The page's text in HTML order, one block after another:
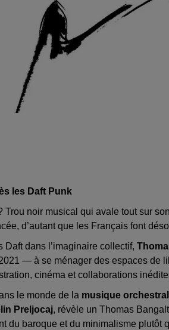
les Daft Punk
Trou noir musical qui avale tout sur
d’autant que les Français font
dans l’imaginaire collectif,
— à se ménager des espaces de
cinéma et collaborations
le monde de la musique
Preljocaj, révèle un Thomas
du baroque et du minimalisme plutôt